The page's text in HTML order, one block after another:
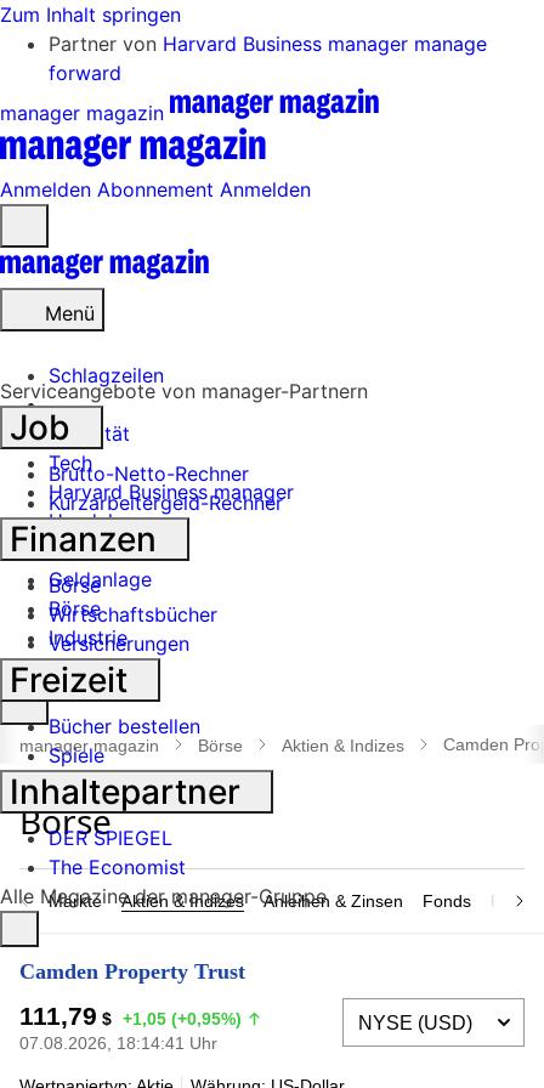
Zum Inhalt springen
Partner von Harvard Business manager manage
forward
manager magazin
Anmelden Abonnement Anmelden
öffnen
Menü
Schlagzeilen
Mobilität
Tech
Harvard Business manager
Handel
Banken
Geldanlage
Börse
Industrie
Suche
öffnen
manager magazin Börse Aktien & Indizes Camden
Märkte Aktien & Indizes Anleihen & Zinsen Fonds
Camden Property Trust
111,79 $ +1,05 (+0,95%)
07.08.2026, 18:14:41 Uhr
Serviceangebote von manager-Partnern
Job
Brutto-Netto-Rechner
Kurzarbeitergeld-Rechner
Finanzen
Börse
Wirtschaftsbücher
Versicherungen
Freizeit
Bücher bestellen
Spiele
Inhaltepartner
DER SPIEGEL
The Economist
Alle Magazine der manager-Gruppe